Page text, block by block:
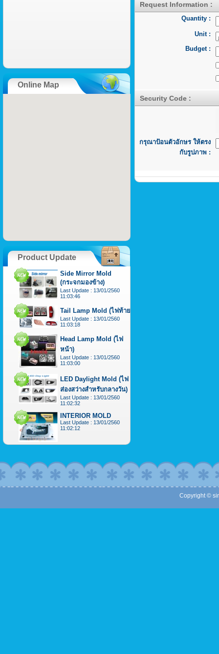
Request Information :
Quantity :
Unit :
Budget :
Security Code :
กรุณาป้อนตัวอักษร ให้ตรง
กับรูปภาพ :
Online Map
Product Update
Side Mirror Mold
(กระจกมองข้าง)
Last Update : 13/01/2560
11:03:46
Tail Lamp Mold (ไฟท้าย)
Last Update : 13/01/2560
11:03:18
Head Lamp Mold (ไฟ
หน้า)
Last Update : 13/01/2560
11:03:00
LED Daylight Mold (ไฟ
ส่องสว่างสำหรับกลางวัน)
Last Update : 13/01/2560
11:02:32
INTERIOR MOLD
Last Update : 13/01/2560
11:02:12
Copyright ©